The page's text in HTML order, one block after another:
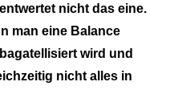
nicht das eine.
man eine Balance
wird und
nicht alles in